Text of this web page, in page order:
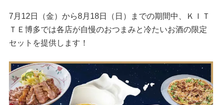
7月12日（金）から8月18日（日）までの期間中、ＫＩＴ
ＴＥ博多では各店が自慢のおつまみと冷たいお酒の限定
セットを提供します！